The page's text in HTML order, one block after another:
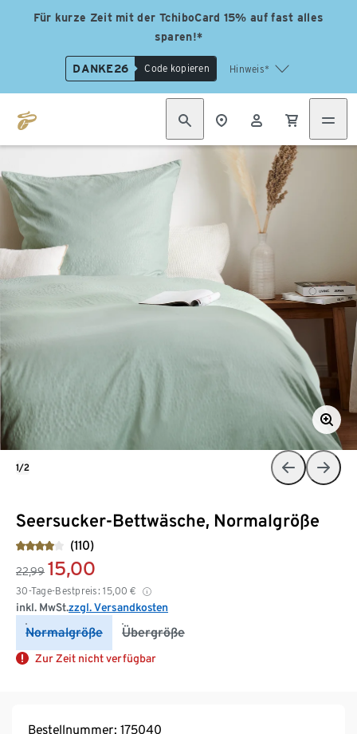
Für kurze Zeit mit der TchiboCard 15% auf fast alles
sparen!*
DANKE26 Code kopieren Hinweis*
Seersucker-Bettwäsche, Normalgröße
(110)
22,99 15,00
30-Tage-Bestpreis: 15,00 €
inkl. MwSt.zzgl. Versandkosten
Normalgröße Übergröße
Zur Zeit nicht verfügbar
1/2
Bestellnummer: 175040